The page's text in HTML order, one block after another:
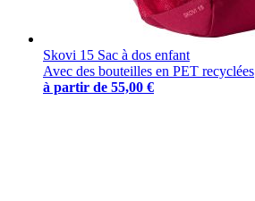
Skovi 15 Sac à dos enfant
Avec des bouteilles en PET recyclées
à partir de 55,00 €